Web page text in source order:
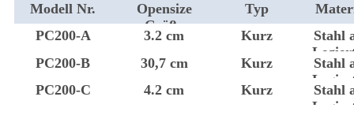
Modell Nr.
Opensize
Größe
Typ
PC200-A
3.2 cm Kurz
Stahl
PC200-B 30,7 cm Kurz
Stahl
PC200-C 4.2 cm Kurz
Stahl